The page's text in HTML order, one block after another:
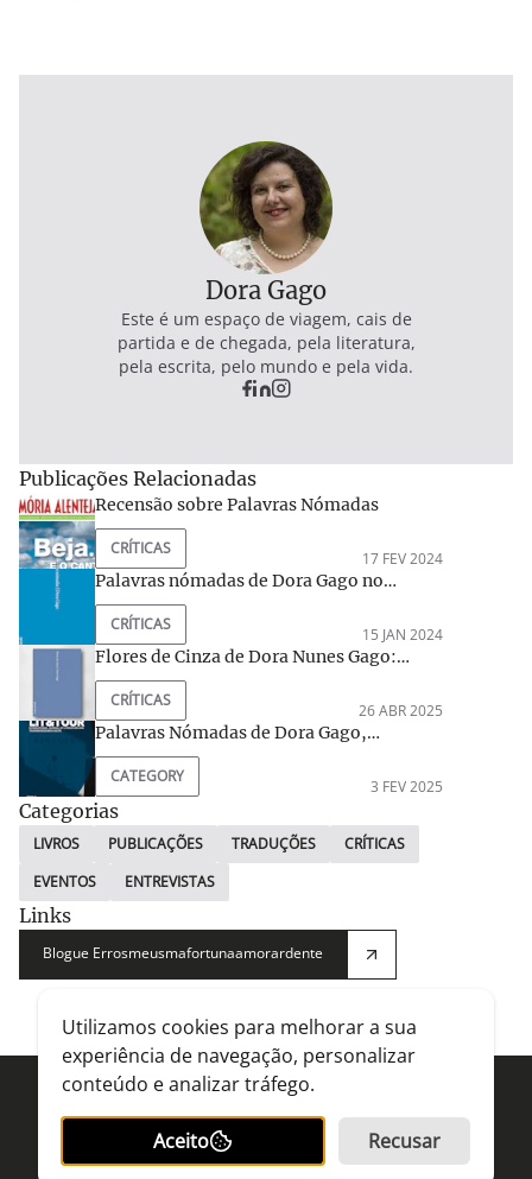
Dora Gago
Este é um espaço de viagem, cais de
partida e de chegada, pela literatura,
pela escrita, pelo mundo e pela vida.
Publicações Relacionadas
Recensão sobre Palavras Nómadas
CRÍTICAS
17 FEV 2024
Palavras nómadas de Dora Gago no
CRÍTICAS
15 JAN 2024
Flores de Cinza de Dora Nunes Gago:
quando o exílio se escreve com pétalas de
memória
CRÍTICAS
26 ABR 2025
Palavras Nómadas de Dora Gago,
recensão de Isabel Cristina Mateus (Univ.
do Minho), publicada na revista
académica Lit &Tour da Universidade do
Algarve
CATEGORY
3 FEV 2025
Categorias
LIVROS PUBLICAÇÕES TRADUÇÕES
CRÍTICAS
EVENTOS
ENTREVISTAS
Links
Blogue Errosmeusmafortunaamorardente
Dora Gago - escritora
Dora Gago© All rights reserved
Utilizamos cookies para melhorar a sua
experiência de navegação, personalizar
conteúdo e analizar tráfego.
Aceito Recusar